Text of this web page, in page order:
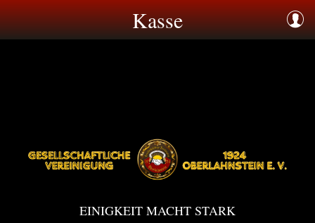
Kasse
EINIGKEIT MACHT STARK